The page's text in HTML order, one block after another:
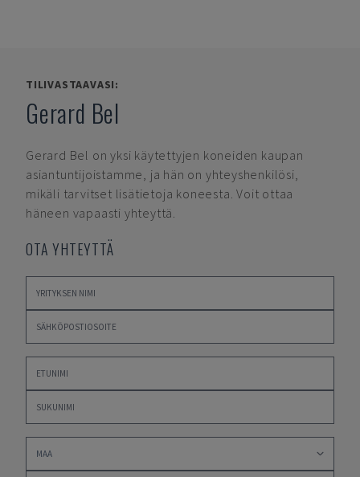
TILIVASTAAVASI:
Gerard Bel
Gerard Bel on yksi käytettyjen koneiden kaupan
asiantuntijoistamme, ja hän on yhteyshenkilösi,
mikäli tarvitset lisätietoja koneesta. Voit ottaa
häneen vapaasti yhteyttä.
OTA YHTEYTTÄ